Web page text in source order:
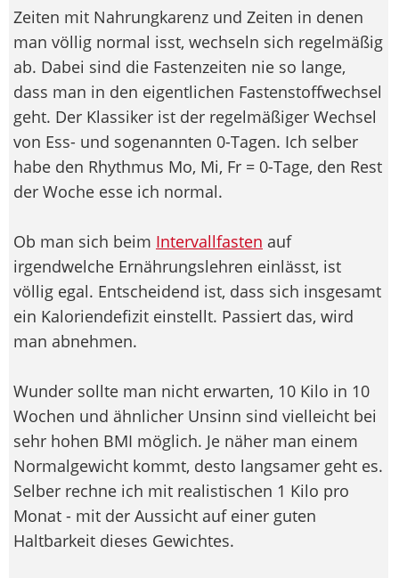
Zeiten mit Nahrungkarenz und Zeiten in denen
man völlig normal isst, wechseln sich regelmäßig
ab. Dabei sind die Fastenzeiten nie so lange,
dass man in den eigentlichen Fastenstoffwechsel
geht. Der Klassiker ist der regelmäßiger Wechsel
von Ess- und sogenannten 0-Tagen. Ich selber
habe den Rhythmus Mo, Mi, Fr = 0-Tage, den Rest
der Woche esse ich normal.
Ob man sich beim Intervallfasten auf
irgendwelche Ernährungslehren einlässt, ist
völlig egal. Entscheidend ist, dass sich insgesamt
ein Kaloriendefizit einstellt. Passiert das, wird
man abnehmen.
Wunder sollte man nicht erwarten, 10 Kilo in 10
Wochen und ähnlicher Unsinn sind vielleicht bei
sehr hohen BMI möglich. Je näher man einem
Normalgewicht kommt, desto langsamer geht es.
Selber rechne ich mit realistischen 1 Kilo pro
Monat - mit der Aussicht auf einer guten
Haltbarkeit dieses Gewichtes.